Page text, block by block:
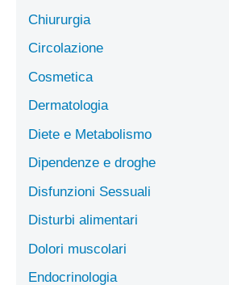
Chiururgia
Circolazione
Cosmetica
Dermatologia
Diete e Metabolismo
Dipendenze e droghe
Disfunzioni Sessuali
Disturbi alimentari
Dolori muscolari
Endocrinologia